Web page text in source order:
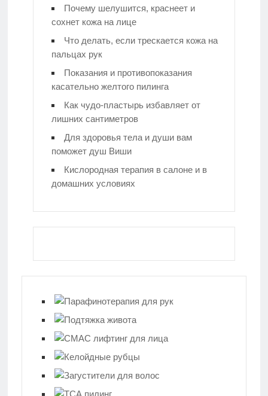
Почему шелушится, краснеет и
сохнет кожа на лице
Что делать, если трескается кожа на
пальцах рук
Показания и противопоказания
касательно желтого пилинга
Как чудо-пластырь избавляет от
лишних сантиметров
Для здоровья тела и души вам
поможет душ Виши
Кислородная терапия в салоне и в
домашних условиях